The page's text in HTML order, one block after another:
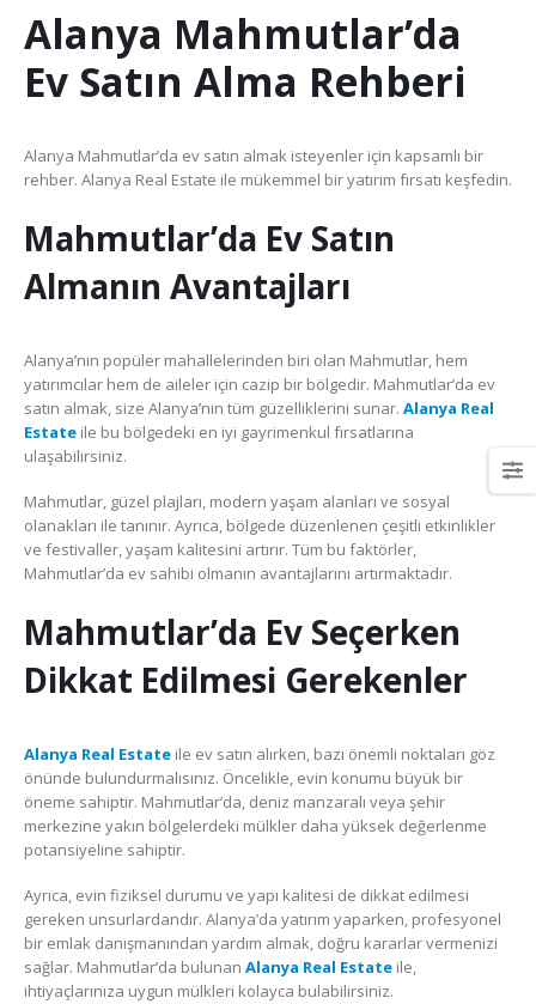
Alanya Mahmutlar’da
Ev Satın Alma Rehberi
Alanya Mahmutlar’da ev satın almak isteyenler için kapsamlı bir
rehber. Alanya Real Estate ile mükemmel bir yatırım fırsatı keşfedin.
Mahmutlar’da Ev Satın
Almanın Avantajları
Alanya’nın popüler mahallelerinden biri olan Mahmutlar, hem
yatırımcılar hem de aileler için cazip bir bölgedir. Mahmutlar’da ev
satın almak, size Alanya’nın tüm güzelliklerini sunar. Alanya Real
Estate ile bu bölgedeki en iyi gayrimenkul fırsatlarına
ulaşabilirsiniz.
Mahmutlar, güzel plajları, modern yaşam alanları ve sosyal
olanakları ile tanınır. Ayrıca, bölgede düzenlenen çeşitli etkinlikler
ve festivaller, yaşam kalitesini artırır. Tüm bu faktörler,
Mahmutlar’da ev sahibi olmanın avantajlarını artırmaktadır.
Mahmutlar’da Ev Seçerken
Dikkat Edilmesi Gerekenler
Alanya Real Estate ile ev satın alırken, bazı önemli noktaları göz
önünde bulundurmalısınız. Öncelikle, evin konumu büyük bir
öneme sahiptir. Mahmutlar’da, deniz manzaralı veya şehir
merkezine yakın bölgelerdeki mülkler daha yüksek değerlenme
potansiyeline sahiptir.
Ayrıca, evin fiziksel durumu ve yapı kalitesi de dikkat edilmesi
gereken unsurlardandır. Alanya’da yatırım yaparken, profesyonel
bir emlak danışmanından yardım almak, doğru kararlar vermenizi
sağlar. Mahmutlar’da bulunan Alanya Real Estate ile,
ihtiyaçlarınıza uygun mülkleri kolayca bulabilirsiniz.
Elezioni per il rinnovo delle
rsu rls all’Italtractor: la Uilm
cresce e guarda al futuro
con determinazione
2024
con Tavares
4 Giugno 2024
3° Congresso regionale
della Uilm Basilicata
16 Giugno 2022
Borsa di Studio “Franco
Santarsiero” anno 2020
9 Febbraio 2020
Dalla Scuola ai luoghi di